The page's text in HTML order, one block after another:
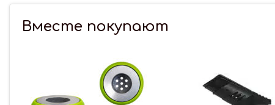
Вместе покупают